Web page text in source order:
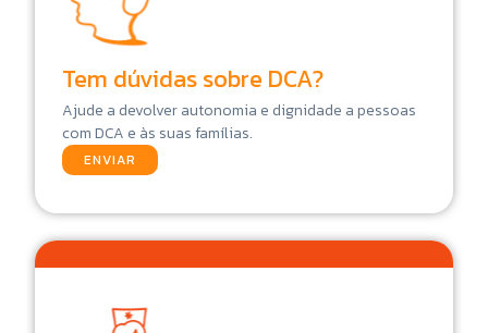
Tem dúvidas sobre DCA?
Ajude a devolver autonomia e dignidade a pessoas
com DCA e às suas famílias.
ENVIAR